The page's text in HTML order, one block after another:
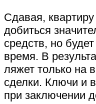
Сдавая,
добиться
средств, но
время. В
ляжет только на
сделки. Ключи и
при заключении